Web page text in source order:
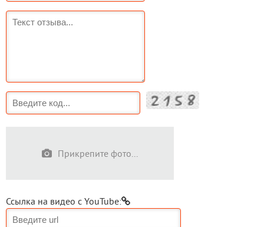
Прикрепите фото...
Ссылка на видео с YouTube: